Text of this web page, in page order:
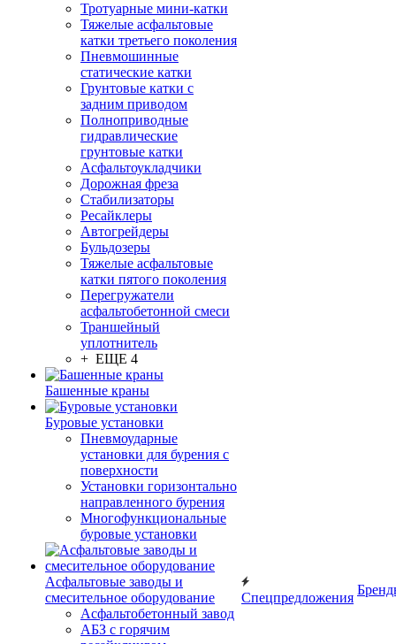
Тротуарные мини-катки
Тяжелые асфальтовые
катки третьего поколения
Пневмошинные
статические катки
Грунтовые катки с
задним приводом
Полноприводные
гидравлические
грунтовые катки
Асфальтоукладчики
Дорожная фреза
Стабилизаторы
Ресайклеры
Автогрейдеры
Бульдозеры
Тяжелые асфальтовые
катки пятого поколения
Перегружатели
асфальтобетонной смеси
Траншейный
уплотнитель
+ ЕЩЕ 4
Башенные краны
Буровые установки
Пневмоударные
установки для бурения с
поверхности
Установки горизонтально
направленного бурения
Многофункциональные
буровые установки
Асфальтовые заводы и
смесительное оборудование
Асфальтобетонный завод
АБЗ с горячим
Спецпредложения